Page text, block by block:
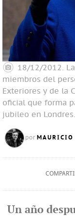
18/12/2012.
miembros del
Exteriores y de la
oficial que forma
jubileo en Londres.
por MAURICIO
Un año